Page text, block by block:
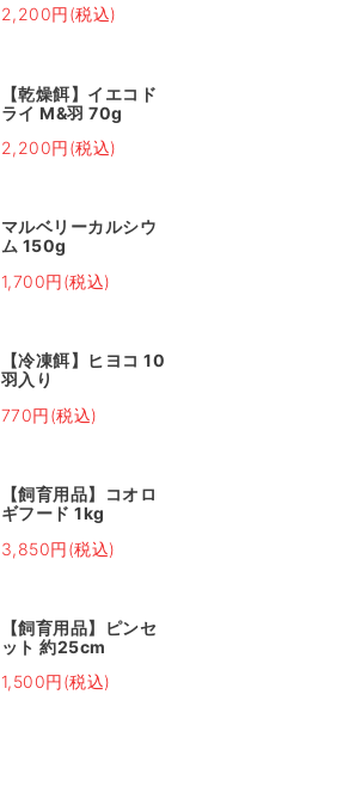
2,200円(税込)
【乾燥餌】イエコド
ライ M&羽 70g
2,200円(税込)
マルベリーカルシウ
ム 150g
1,700円(税込)
【冷凍餌】ヒヨコ 10
羽入り
770円(税込)
【飼育用品】コオロ
ギフード 1kg
3,850円(税込)
【飼育用品】ピンセ
ット 約25cm
1,500円(税込)